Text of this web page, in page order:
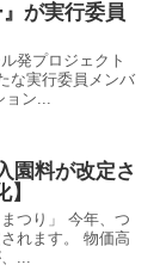
』が実行委員
発プロジェクト
な実行委員メンバ
ョン...
園料が改定さ
つり」 今年、つ
れます。 物価高
...